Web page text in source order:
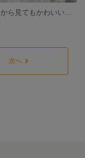
次へ